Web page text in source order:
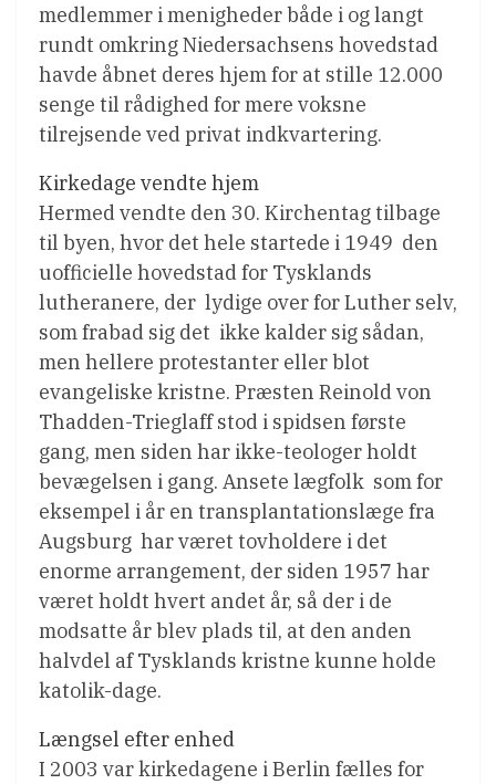
medlemmer i menigheder både i og langt
rundt omkring Niedersachsens hovedstad
havde åbnet deres hjem for at stille 12.000
senge til rådighed for mere voksne
tilrejsende ved privat indkvartering.
Kirkedage vendte hjem
Hermed vendte den 30. Kirchentag tilbage
til byen, hvor det hele startede i 1949  den
uofficielle hovedstad for Tysklands
lutheranere, der  lydige over for Luther selv,
som frabad sig det  ikke kalder sig sådan,
men hellere protestanter eller blot
evangeliske kristne. Præsten Reinold von
Thadden-Trieglaff stod i spidsen første
gang, men siden har ikke-teologer holdt
bevægelsen i gang. Ansete lægfolk  som for
eksempel i år en transplantationslæge fra
Augsburg  har været tovholdere i det
enorme arrangement, der siden 1957 har
været holdt hvert andet år, så der i de
modsatte år blev plads til, at den anden
halvdel af Tysklands kristne kunne holde
katolik-dage.
Længsel efter enhed
I 2003 var kirkedagene i Berlin fælles for